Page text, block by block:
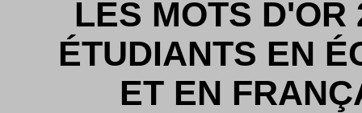
LES MOTS D'OR
ÉTUDIANTS EN
ET EN